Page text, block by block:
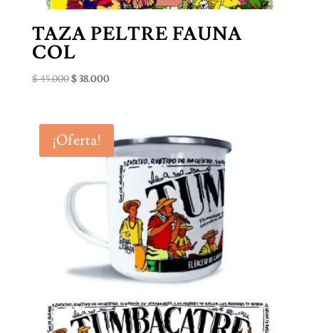
TAZA PELTRE FAUNA
COL
$45.000El
era:
$ 45.000.
$38.000El
es:
$ 38.000.
¡Oferta!